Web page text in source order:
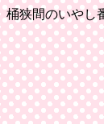
桶狭間のいやし